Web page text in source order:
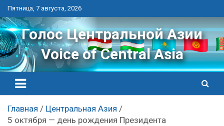
Перейти
к
контенту
Пятница, 7 августа, 2026
Голос Центральной Азии
Voice of Central Asia
Главная
Центральная Азия
5 октября — день рождения Президента